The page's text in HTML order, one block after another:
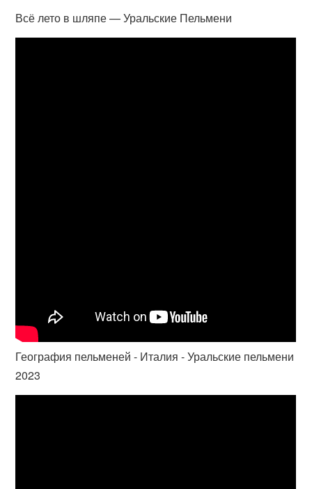
Всё лето в шляпе — Уральские Пельмени
География пельменей - Италия - Уральские пельмени
2023